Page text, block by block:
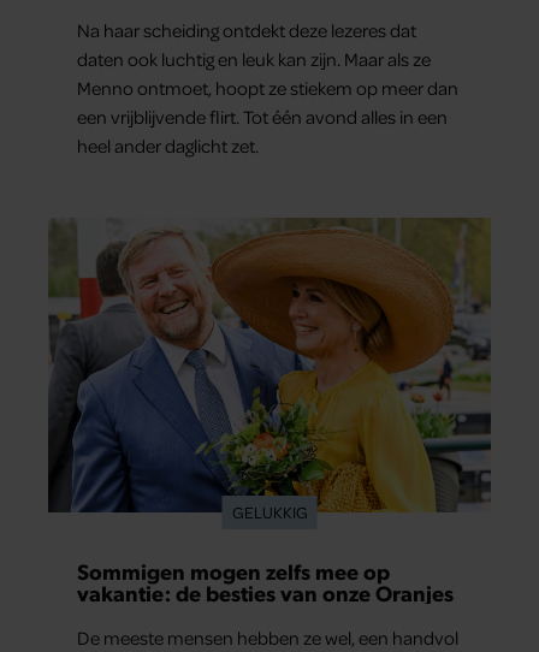
Na haar scheiding ontdekt deze lezeres dat
daten ook luchtig en leuk kan zijn. Maar als ze
Menno ontmoet, hoopt ze stiekem op meer dan
een vrijblijvende flirt. Tot één avond alles in een
heel ander daglicht zet.
GELUKKIG
Sommigen mogen zelfs mee op
vakantie: de besties van onze Oranjes
De meeste mensen hebben ze wel, een handvol